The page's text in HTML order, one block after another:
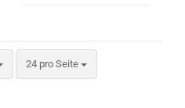
24 pro Seite
pro Seite